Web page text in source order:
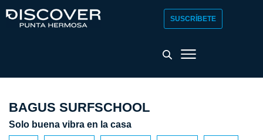
SUSCRÍBETE
BAGUS SURFSCHOOL
Solo buena vibra en la casa